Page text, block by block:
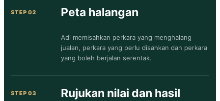
Peta halangan
Adi memisahkan perkara yang menghalang
jualan, perkara yang perlu disahkan dan perkara
yang boleh berjalan serentak.
Rujukan nilai dan hasil